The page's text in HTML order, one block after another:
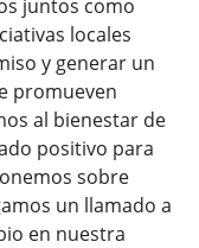
juntos como
locales
y generar un
promueven
al bienestar de
positivo para
sobre
un llamado a
en nuestra